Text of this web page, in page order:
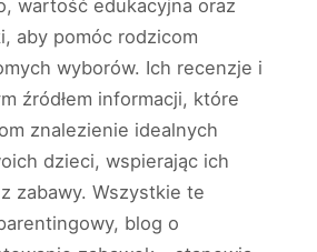
wartość edukacyjna oraz
aby pomóc rodzicom
wyborów. Ich recenzje i
źródłem informacji, które
znalezienie idealnych
dzieci, wspierając ich
zabawy. Wszystkie te
blog o